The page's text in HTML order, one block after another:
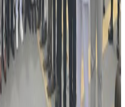
प्रहरीको आग्रह:
नबोक्नू